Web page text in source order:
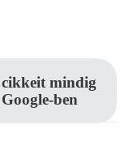
mindig
ben